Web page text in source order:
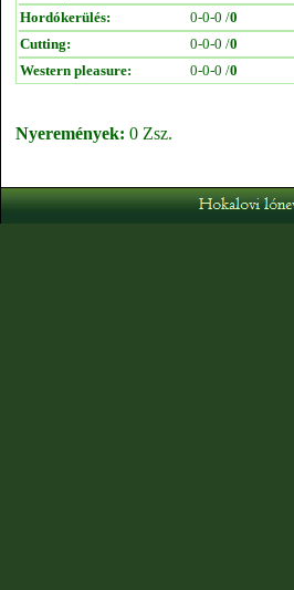
Hordókerülés:
0-0-0 /0
Cutting:
0-0-0 /0
Western pleasure:
0-0-0 /0
Nyeremények: 0 Zsz.